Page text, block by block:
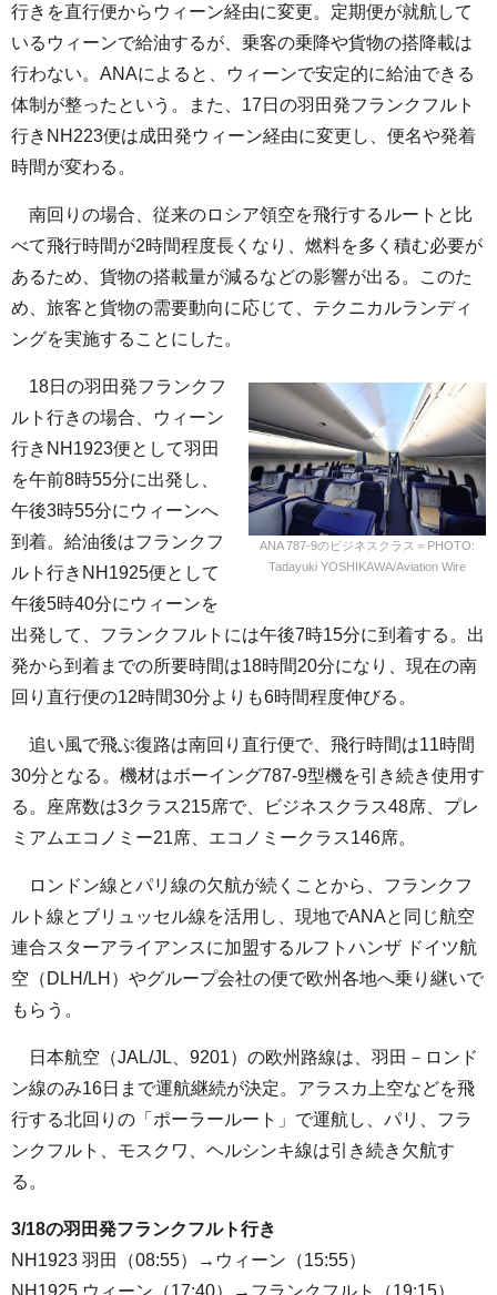
行きを直行便からウィーン経由に変更。定期便が就航して
いるウィーンで給油するが、乗客の乗降や貨物の搭降載は
行わない。ANAによると、ウィーンで安定的に給油できる
体制が整ったという。また、17日の羽田発フランクフルト
行きNH223便は成田発ウィーン経由に変更し、便名や発着
時間が変わる。
南回りの場合、従来のロシア領空を飛行するルートと比
べて飛行時間が2時間程度長くなり、燃料を多く積む必要が
あるため、貨物の搭載量が減るなどの影響が出る。このた
め、旅客と貨物の需要動向に応じて、テクニカルランディ
ングを実施することにした。
ANA 787-9のビジネスクラス＝PHOTO:
Tadayuki YOSHIKAWA/Aviation Wire
18日の羽田発フランクフ
ルト行きの場合、ウィーン
行きNH1923便として羽田
を午前8時55分に出発し、
午後3時55分にウィーンへ
到着。給油後はフランクフ
ルト行きNH1925便として
午後5時40分にウィーンを
出発して、フランクフルトには午後7時15分に到着する。出
発から到着までの所要時間は18時間20分になり、現在の南
回り直行便の12時間30分よりも6時間程度伸びる。
追い風で飛ぶ復路は南回り直行便で、飛行時間は11時間
30分となる。機材はボーイング787-9型機を引き続き使用す
る。座席数は3クラス215席で、ビジネスクラス48席、プレ
ミアムエコノミー21席、エコノミークラス146席。
ロンドン線とパリ線の欠航が続くことから、フランクフ
ルト線とブリュッセル線を活用し、現地でANAと同じ航空
連合スターアライアンスに加盟するルフトハンザ ドイツ航
空（DLH/LH）やグループ会社の便で欧州各地へ乗り継いで
もらう。
日本航空（JAL/JL、9201）の欧州路線は、羽田－ロンド
ン線のみ16日まで運航継続が決定。アラスカ上空などを飛
行する北回りの「ポーラールート」で運航し、パリ、フラ
ンクフルト、モスクワ、ヘルシンキ線は引き続き欠航す
る。
3/18の羽田発フランクフルト行き
NH1923 羽田（08:55）→ウィーン（15:55）
NH1925 ウィーン（17:40）→フランクフルト（19:15）